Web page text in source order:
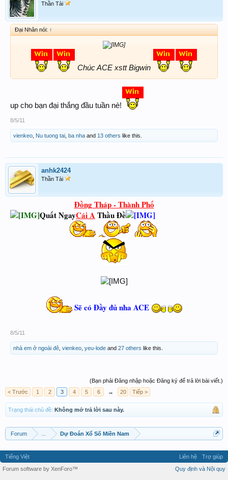
Thần Tài
Đại Nhân nói: ↑
Chúc ACE xstt Bigwin
up cho bạn đại thắng đầu tuần nè!
8/5/11
vienkeo Nu tuong tai ba nha and 13 others like this.
anhk2424
Thần Tài
Đồng Tháp - Thành Phố
Quất NgayCái AThầu Đề
Sẽ có Đầy đủ nha ACE
8/5/11
nhà em ở ngoài đê vienkeo yeu-lode and 27 others like this.
(Bạn phải Đăng nhập hoặc Đăng ký để trả lời bài viết.)
< Trước
1 2 3 4 5 6 → 20 Tiếp >
Trạng thái chủ đề: Không mở trả lời sau này.
Forum Dự Đoán Xổ Số Miền Nam
Tiếng Việt Liên hệ
Trợ giúp
Quy định và Nội quy
Forum software by XenForo™